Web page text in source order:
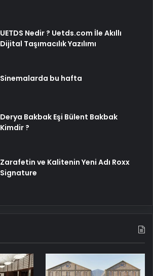
UETDS Nedir ? Uetds.com İle Akıllı
Dijital Taşımacılık Yazılımı
Sinemalarda bu hafta
Derya Bakbak Eşi Bülent Bakbak
Kimdir ?
Zarafetin ve Kalitenin Yeni Adı Roxx
Signature